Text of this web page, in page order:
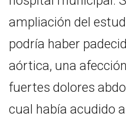
ampliación del
podría haber
aórtica, una
fuertes dolores
cual había acudido